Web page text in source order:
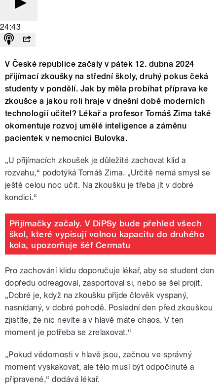
24:43
V České republice začaly v pátek 12. dubna 2024
přijímací zkoušky na střední školy, druhý pokus čeká
studenty v pondělí. Jak by měla probíhat příprava ke
zkoušce a jakou roli hraje v dnešní době moderních
technologií učitel? Lékař a profesor Tomáš Zima také
okomentuje rozvoj umělé inteligence a záměnu
pacientek v nemocnici Bulovka.
„U přijímacích zkoušek je důležité zachovat klid a
rozvahu,“ podotýká Tomáš Zima. „Určitě nemá smysl se
ještě celou noc učit. Na zkoušku je třeba jít v dobré
kondici.“
Přijímačky začaly. V DiPSy bude přehled všech
škol, které vypisují volnou kapacitu do druhého
kola, upozorňuje šéf Cermatu
Pro zachování klidu doporučuje lékař, aby se student den
dopředu odreagoval, zasportoval si, nebo se šel projít.
„Dobré je, když na zkoušku přijde člověk vyspaný,
nasnídaný, v dobré pohodě. Poslední den před zkouškou
zjistíte, že nic nevíte a v hlavě máte chaos. V ten
moment je potřeba se zrelaxovat.“
„Pokud vědomosti v hlavě jsou, začnou ve správný
moment vyskakovat, ale tělo musí být odpočinuté a
připravené,“ dodává lékař.